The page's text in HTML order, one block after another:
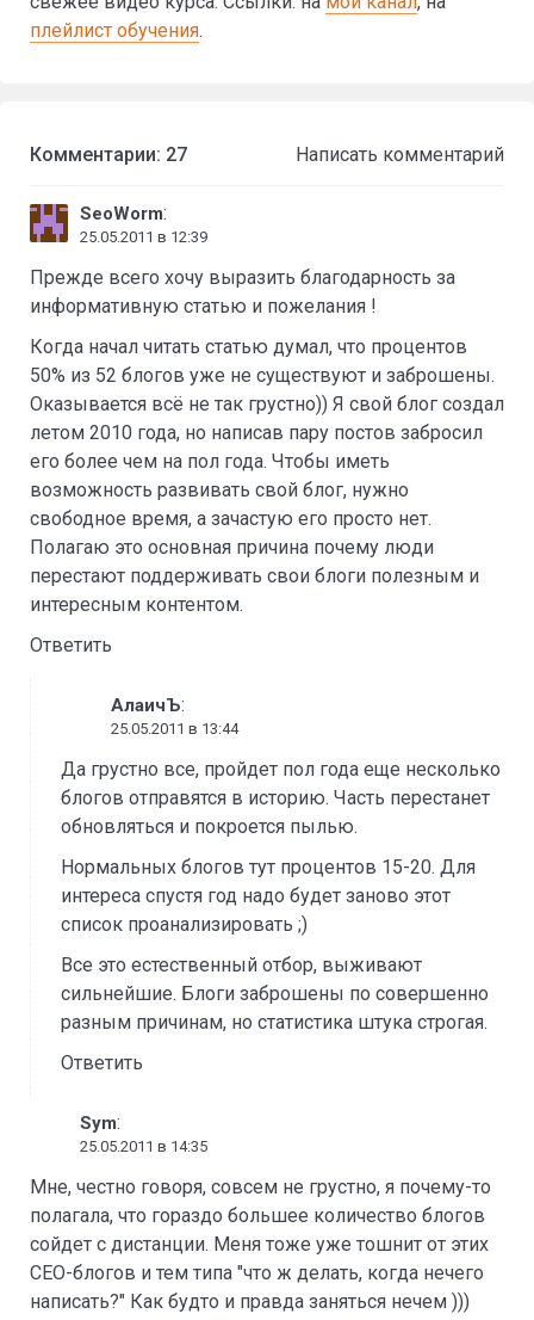
плейлист обучения.
Комментарии: 27 Написать комментарий
SeoWorm:
25.05.2011 в 12:39
Прежде всего хочу выразить благодарность за
информативную статью и пожелания !
Когда начал читать статью думал, что процентов
50% из 52 блогов уже не существуют и заброшены.
Оказывается всё не так грустно)) Я свой блог создал
летом 2010 года, но написав пару постов забросил
его более чем на пол года. Чтобы иметь
возможность развивать свой блог, нужно
свободное время, а зачастую его просто нет.
Полагаю это основная причина почему люди
перестают поддерживать свои блоги полезным и
интересным контентом.
Ответить
АлаичЪ:
25.05.2011 в 13:44
Да грустно все, пройдет пол года еще несколько
блогов отправятся в историю. Часть перестанет
обновляться и покроется пылью.
Нормальных блогов тут процентов 15-20. Для
интереса спустя год надо будет заново этот
список проанализировать ;)
Все это естественный отбор, выживают
сильнейшие. Блоги заброшены по совершенно
разным причинам, но статистика штука строгая.
Ответить
Sym:
25.05.2011 в 14:35
Мне, честно говоря, совсем не грустно, я почему-то
полагала, что гораздо большее количество блогов
сойдет с дистанции. Меня тоже уже тошнит от этих
СЕО-блогов и тем типа "что ж делать, когда нечего
написать?" Как будто и правда заняться нечем )))